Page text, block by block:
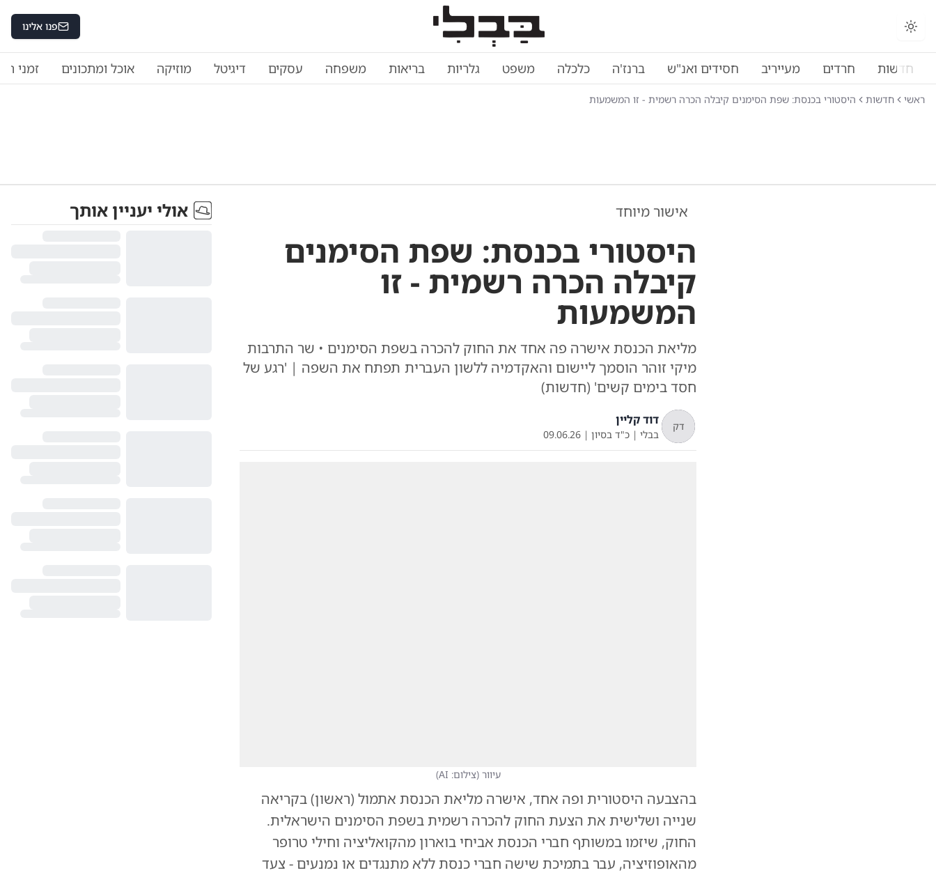
פנו אלינו
חדשות חרדים מעייריב חסידים ואנ"ש ברנז'ה כלכלה משפט גלריות בריאות משפחה עסקים דיגיטל מוזיקה אוכל ומתכונים זמני
ראשי חדשות היסטורי בכנסת: שפת הסימנים קיבלה הכרה רשמית - זו המשמעות
אישור מיוחד
היסטורי בכנסת: שפת הסימנים
קיבלה הכרה רשמית - זו
המשמעות
מליאת הכנסת אישרה פה אחד את החוק להכרה בשפת הסימנים • שר התרבות
מיקי זוהר הוסמך ליישום והאקדמיה ללשון העברית תפתח את השפה | 'רגע של
חסד בימים קשים' (חדשות)
דק דוד קליין
בבלי| כ"ד בסיון |
09.06.26
עיוור (צילום: AI )
בהצבעה היסטורית ופה אחד, אישרה מליאת הכנסת אתמול (ראשון) בקריאה
שנייה ושלישית את הצעת החוק להכרה רשמית בשפת הסימנים הישראלית.
החוק, שיזמו במשותף חברי הכנסת אביחי בוארון מהקואליציה וחילי טרופר
מהאופוזיציה, עבר בתמיכת שישה חברי כנסת ללא מתנגדים או נמנעים - צעד
אולי יעניין אותך